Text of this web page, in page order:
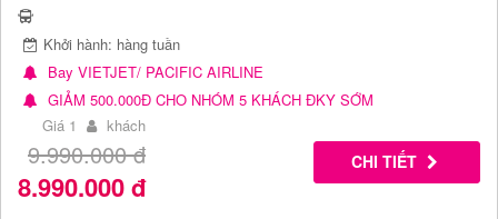
Khởi hành: hàng tuần
Bay VIETJET/ PACIFIC AIRLINE
GIẢM 500.000Đ CHO NHÓM 5 KHÁCH ĐKY SỚM
Giá 1
khách
9.990.000đ
8.990.000đ
CHI TIẾT